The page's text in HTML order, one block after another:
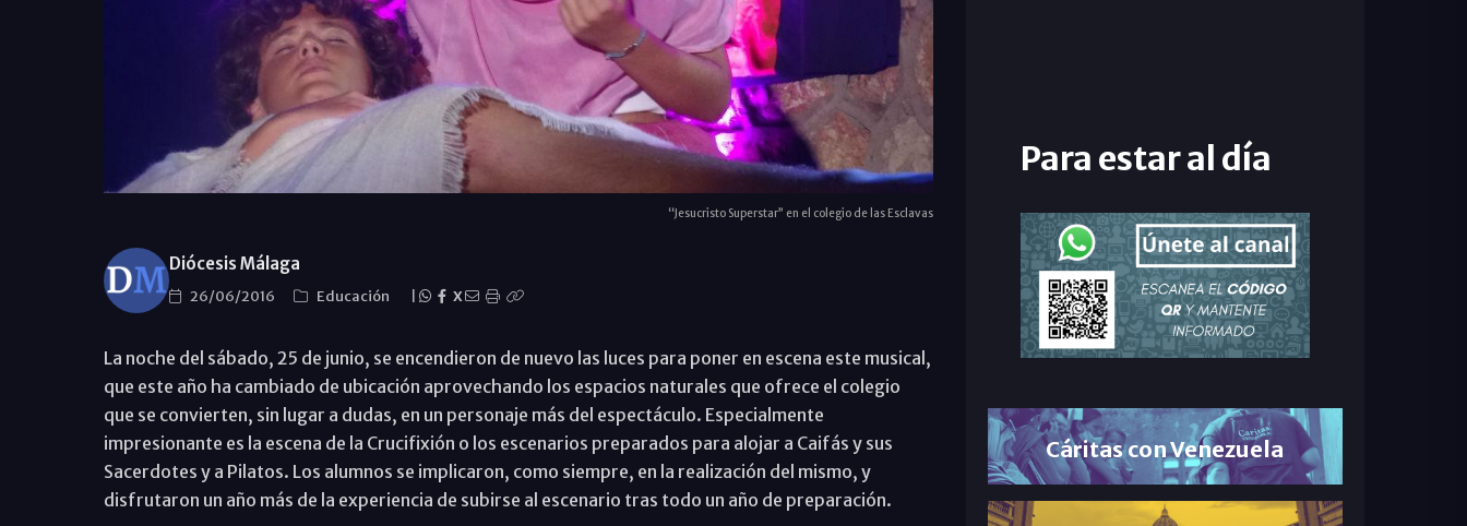
“Jesucristo Superstar” en el colegio de las Esclavas
Diócesis Málaga
26/06/2016 Educación X
La noche del sábado, 25 de junio, se encendieron de nuevo las luces para poner en escena este musical,
que este año ha cambiado de ubicación aprovechando los espacios naturales que ofrece el colegio
que se convierten, sin lugar a dudas, en un personaje más del espectáculo. Especialmente
impresionante es la escena de la Crucifixión o los escenarios preparados para alojar a Caifás y sus
Sacerdotes y a Pilatos. Los alumnos se implicaron, como siempre, en la realización del mismo, y
disfrutaron un año más de la experiencia de subirse al escenario tras todo un año de preparación.
Para estar al día
Cáritas con Venezuela